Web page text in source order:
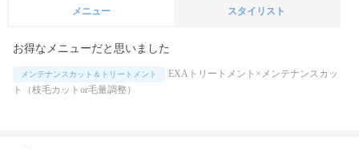
メニュー スタイリスト
お得なメニューだと思いました
メンテナンスカット＆トリートメント
EXAトリートメント×メンテナンスカッ
ト（枝毛カットor毛量調整）